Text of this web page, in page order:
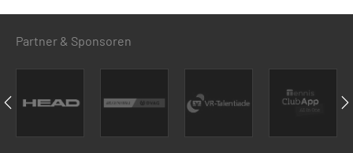
Partner & Sponsoren